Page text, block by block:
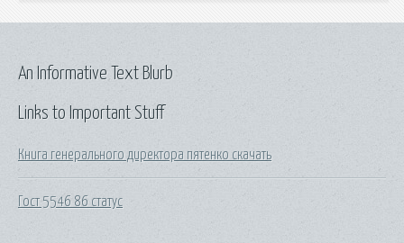
Links to Important Stuff
Книга генерального директора пятенко скачать
Гост 5546 86 статус
An Informative Text Blurb